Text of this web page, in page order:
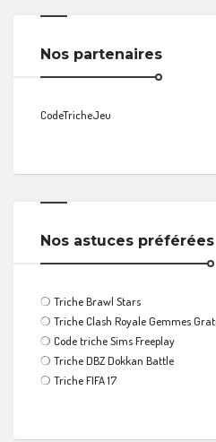
Nos partenaires
CodeTricheJeu
Nos astuces préférées
❍ Triche Brawl Stars
❍ Triche Clash Royale Gemmes
❍ Code triche Sims Freeplay
❍ Triche DBZ Dokkan Battle
❍ Triche FIFA 17